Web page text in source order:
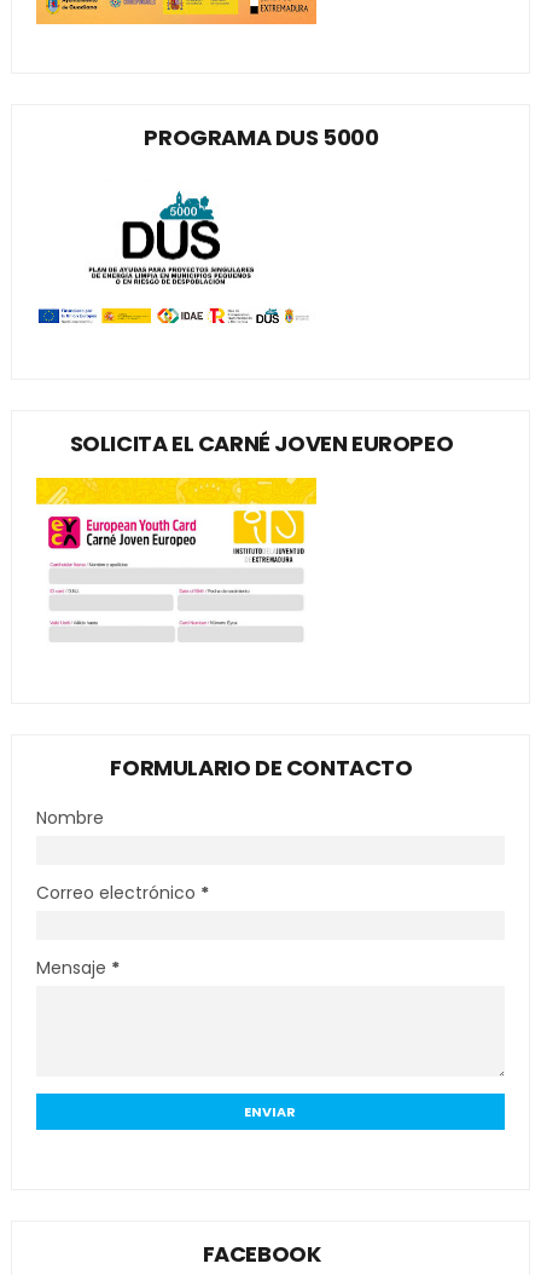
PROGRAMA DUS 5000
SOLICITA EL CARNÉ JOVEN EUROPEO
FORMULARIO DE CONTACTO
Nombre
Correo electrónico *
Mensaje *
FACEBOOK